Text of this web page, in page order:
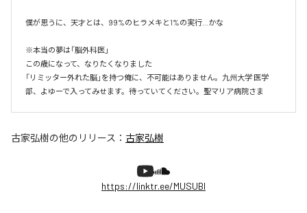
僕が思うに、天才とは、99%のヒラメキと1%の実行…かな
※本当の夢は「脳外科医」
この歳になって、なりたくなりました
「リミッター外れた脳」を持つ俺に、不可能はありません。九州大学 医学
部、よゆーで入ってみせます。待っていてください。聖マリア病院さま
古家弘樹の他のリリース： 古家弘樹
https://linktr.ee/MUSUBI